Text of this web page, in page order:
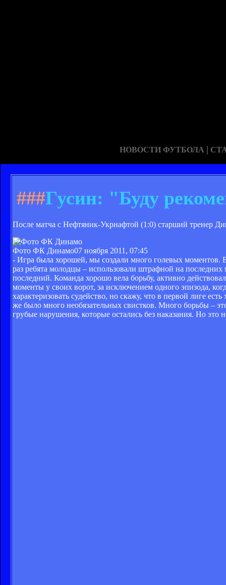
НОВОСТИ ФУТБОЛА |
###Гусин: "Буду
После матча с Нефтяник-Укрнафтой (1:0) старший тренер
Фото ФК Динамо07 ноября 2011, 07:45
- Игра была хорошей, мы создали много голевых моментов.
раз ребята молодцы – использовали штрафной на
последний. Команда хорошо вела борьбу, активно
моменты у своих ворот, за исключением одного эпизода,
характеризовать судейство, но скажу, что в первой лиге
же было много необязательных свистков. Много борьбы –
грубые нарушения, которые остались без наказания. Но это